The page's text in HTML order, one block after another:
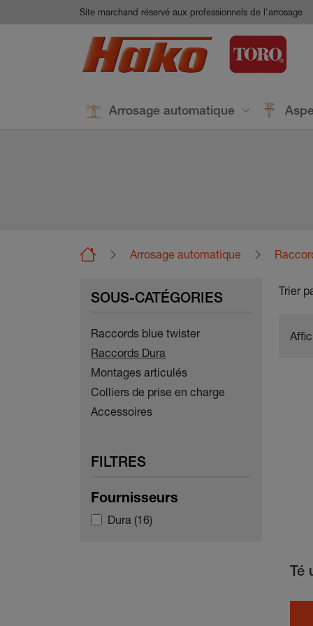
Aller au contenu principalSite marchand réservé aux professionnels de l'arrosage
Arrosage automatique
Arrosage automatique
SOUS-CATÉGORIES
Raccords blue twister
Raccords Dura
Montages articulés
Colliers de prise en charge
Accessoires
FILTRES
Fournisseurs
Dura (16)
Trier
Té
Panneau de gestion des cookies